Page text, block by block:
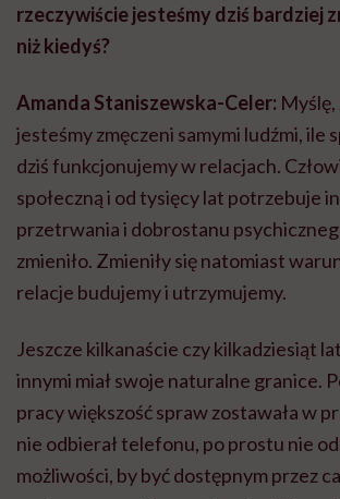
rzeczywiście jesteśmy dziś bardziej
niż kiedyś?
Amanda Staniszewska-Celer:
jesteśmy zmęczeni samymi ludźmi, ile
dziś funkcjonujemy w relacjach.
społeczną i od tysięcy lat potrzebuje
przetrwania i dobrostanu
zmieniło. Zmieniły się natomiast
relacje budujemy i utrzymujemy.
Jeszcze kilkanaście czy kilkadziesiąt
innymi miał swoje naturalne granice.
pracy większość spraw zostawała w
nie odbierał telefonu, po prostu nie
możliwości, by być dostępnym przez